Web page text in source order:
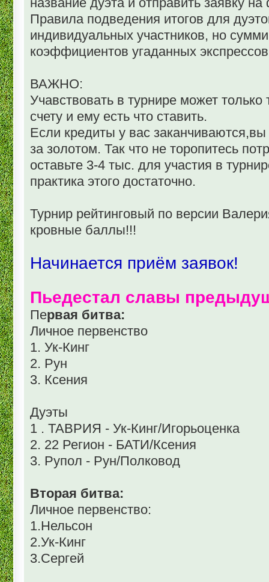
Правила подведения итогов для
индивидуальных участников, но
коэффициентов угаданных
ВАЖНО:
Учавствовать в турнире может только
счету и ему есть что ставить.
Если кредиты у вас
за золотом. Так что не торопитесь
оставьте 3-4 тыс. для участия в
практика этого достаточно.
Турнир рейтинговый по версии
кровные баллы!!!
Начинается приём заявок!
Пьедестал славы
Первая битва:
Личное первенство
1. Ук-Кинг
2. Рун
3. Ксения
Дуэты
1 . ТАВРИЯ - Ук-Кинг/Игорьоценка
2. 22 Регион - БАТИ/Ксения
3. Рупол - Рун/Полковод
Вторая битва:
Личное первенство:
1.Нельсон
2.Ук-Кинг
3.Сергей